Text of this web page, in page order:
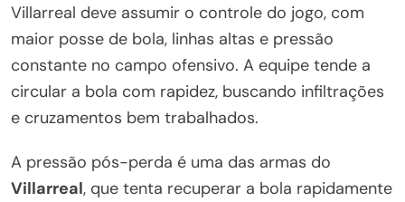
Villarreal deve assumir o controle do jogo, com
maior posse de bola, linhas altas e pressão
constante no campo ofensivo. A equipe tende a
circular a bola com rapidez, buscando infiltrações
e cruzamentos bem trabalhados.
A pressão pós-perda é uma das armas do
Villarreal, que tenta recuperar a bola rapidamente